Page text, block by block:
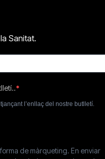
Sanitat.
l’enllaç del nostre butlletí.
de màrqueting. En enviar